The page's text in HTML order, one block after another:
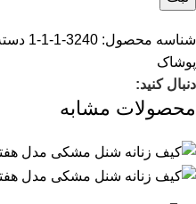
شناسه محصول: 3240-1-1-1
پوشاک
دنبال کنید:
محصولات مشابه